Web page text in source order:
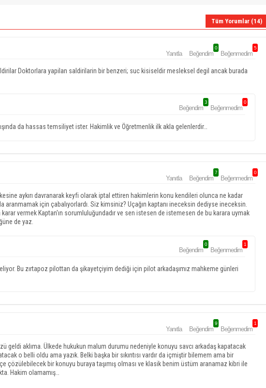
Tüm Yorumlar (14)
Yanıtla Beğendim
0
Beğenmedim
5
Doktorlara yapilan saldirilarin bir benzeri; suc kisiseldir mesleksel degil ancak burada
Beğendim
3
Beğenmedim
0
da hassas temsiliyet ister. Hakimlik ve Öğretmenlik ilk akla gelenlerdir…
Yanıtla Beğendim
7
Beğenmedim
0
aykırı davranarak keyfi olarak iptal ettiren hakimlerin konu kendileri olunca ne kadar
aranmamak için çabalıyorlardı. Siz kimsiniz? Uçağın kaptanı ineceksin dediyse ineceksin.
vermek Kaptan'ın sorumluluğundadır ve sen istesen de istemesen de bu karara uymak
de yaz.
Beğendim
0
Beğenmedim
1
Bu zırtapoz pilottan da şikayetçiyim dediği için pilot arkadaşımız mahkeme günleri
Yanıtla Beğendim
9
Beğenmedim
1
geldi aklıma. Ülkede hukukun malum durumu nedeniyle konuyu savcı arkadaş kapatacak
o belli oldu ama yazık. Belki başka bir sıkıntısı vardır da içmiştir bilemem ama bir
çözülebilecek bir konuyu buraya taşımış olması ve klasik benim üstüm aranamaz kibri ile
Hakim olamamış…